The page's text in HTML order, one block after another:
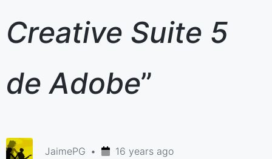
Creative Suite 5
de Adobe”
JaimePG 16 years ago